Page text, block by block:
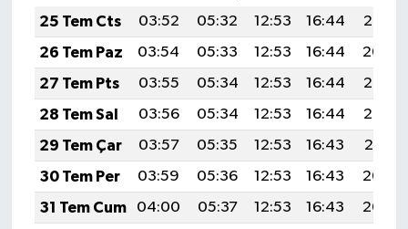
25 Tem Cts
03:52 05:32 12:53 16:44
20:05
26 Tem Paz
03:54 05:33 12:53 16:44
20:04
27 Tem Pts
03:55 05:34 12:53 16:44
20:03
28 Tem Sal
03:56 05:34 12:53 16:44
20:02
29 Tem Çar
03:57 05:35 12:53 16:43
20:01
30 Tem Per
03:59 05:36 12:53 16:43
20:00
31 Tem Cum
04:00 05:37 12:53 16:43
20:00